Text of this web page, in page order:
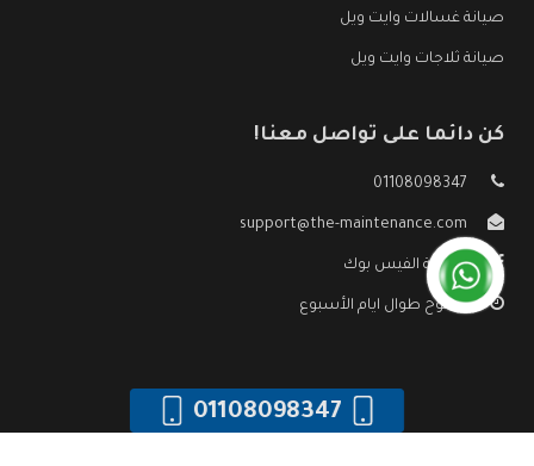
صيانة غسالات وايت ويل
صيانة ثلاجات وايت ويل
كن دائما على تواصل معنا!
01108098347
support@the-maintenance.com
صفحة الفيس بوك
مفتوح طوال ايام الأسبوع
01108098347